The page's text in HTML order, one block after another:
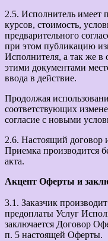
2.5. Исполнитель имеет
курсов, стоимость,
предварительного
при этом публикацию
Исполнителя, а так же в
этими документами
ввода в действие.
Продолжая
соответствующих
согласие с новыми
2.6. Настоящий договор
Приемка производится
акта.
Акцепт Оферты и
3.1. Заказчик
предоплаты Услуг
заключается Договор
п. 5 настоящей Оферты.